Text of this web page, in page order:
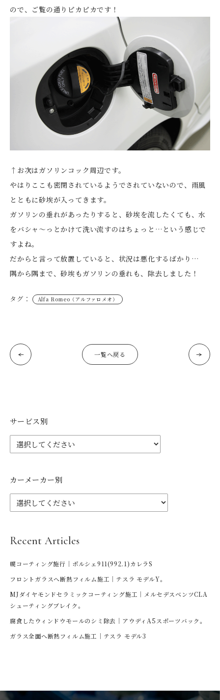
ので、ご覧の通りピカピカです！
↑お次はガソリンコック周辺です。
やはりここも密閉されているようでされていないので、雨風
とともに砂埃が入ってきます。
ガソリンの垂れがあったりすると、砂埃を流したくても、水
をバシャ～っとかけて洗い流すのはちょっと…という感じで
すよね。
だからと言って放置していると、状況は悪化するばかり…
隅から隅まで、砂埃もガソリンの垂れも、除去しました！
タグ： Alfa Romeo（アルファロメオ）
一覧へ戻る
サービス別
カーメーカー別
Recent Articles
幌コーティング施行｜ポルシェ911(992.1)カレラS
フロントガラスへ断熱フィルム施工｜テスラ モデルY。
MJダイヤモンドセラミックコーティング施工｜メルセデスベンツCLA
シューティングブレイク。
腐食したウィンドウモールのシミ除去｜アウディA5スポーツバック。
ガラス全面へ断熱フィルム施工｜テスラ モデル3